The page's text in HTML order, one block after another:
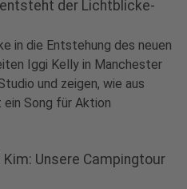
der Lichtblicke-
in die Entstehung des neuen
Iggi Kelly in Manchester
und zeigen, wie aus
Song für Aktion
Unsere Campingtour